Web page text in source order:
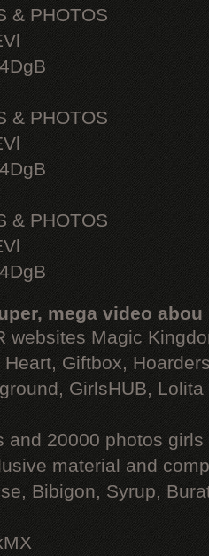
& PHOTOS
& PHOTOS
& PHOTOS
mega video abou
websites Magic
Giftbox,
GirlsHUB, Lolita
and 20000 photos
material and
Bibigon, Syrup,